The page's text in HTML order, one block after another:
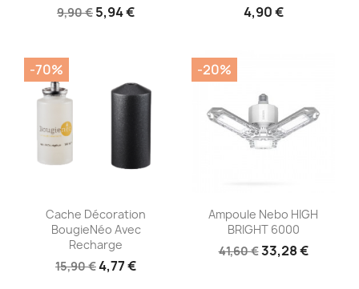
9,90 € 5,94 € 4,90 €
Aperçu rapide
Cache Décoration
BougieNéo Avec
Recharge
15,90 €4,77 €
-70%
Aperçu rapide
Ampoule Nebo HIGH
BRIGHT 6000
41,60 €33,28 €
-20%